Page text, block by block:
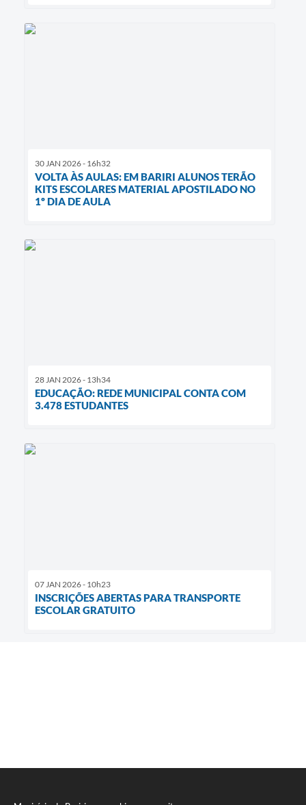
30 JAN 2026 - 16h32
VOLTA ÀS AULAS: EM BARIRI ALUNOS TERÃO
KITS ESCOLARES MATERIAL APOSTILADO NO
1º DIA DE AULA
28 JAN 2026 - 13h34
EDUCAÇÃO: REDE MUNICIPAL CONTA COM
3.478 ESTUDANTES
07 JAN 2026 - 10h23
INSCRIÇÕES ABERTAS PARA TRANSPORTE
ESCOLAR GRATUITO